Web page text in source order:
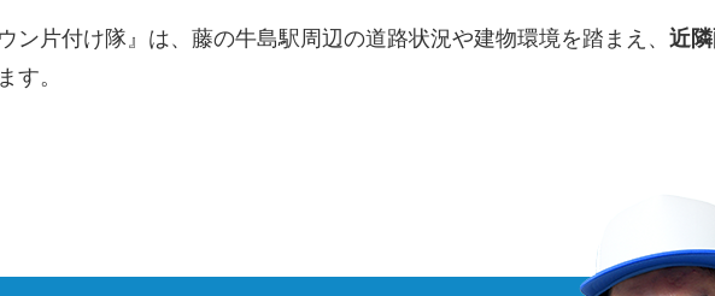
ン片付け隊』は、藤の牛島駅周辺の道路状況や建物環境を踏まえ、 近
す。